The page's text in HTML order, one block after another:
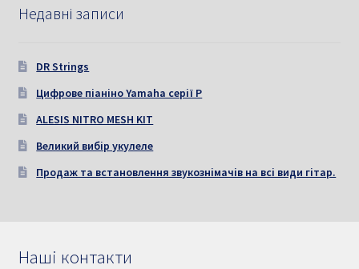
Недавні записи
DR Strings
Цифрове піаніно Yamaha серії P
ALESIS NITRO MESH KIT
Великий вибір укулеле
Продаж та встановлення звукознімачів на всі види гітар.
Наші контакти